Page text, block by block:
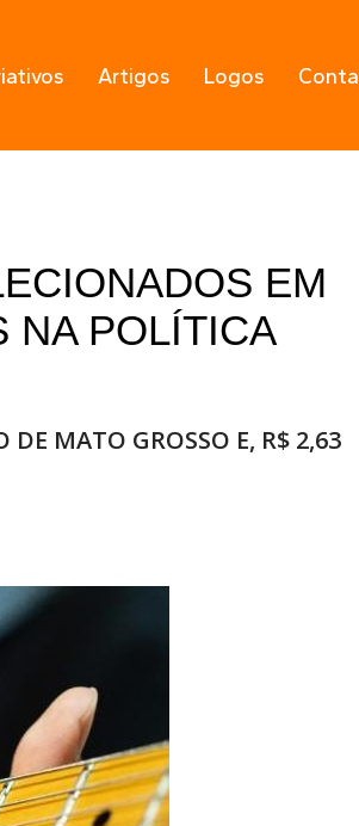
Artigos Logos
EM
NA POLÍTICA
DE MATO GROSSO E, R$ 2,63